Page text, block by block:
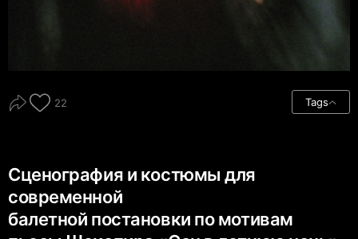
22 Tags
Сценография и костюмы для
современной
балетной постановки по мотивам